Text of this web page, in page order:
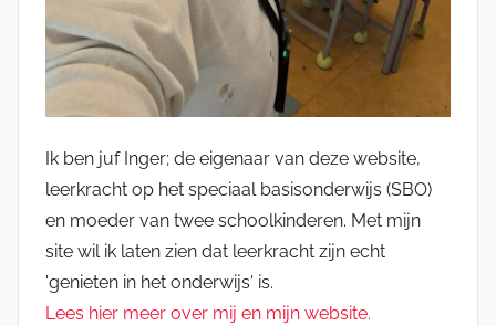
Ik ben juf Inger; de eigenaar van deze website,
leerkracht op het speciaal basisonderwijs (SBO)
en moeder van twee schoolkinderen. Met mijn
site wil ik laten zien dat leerkracht zijn echt
'genieten in het onderwijs' is.
Lees hier meer over mij en mijn website.